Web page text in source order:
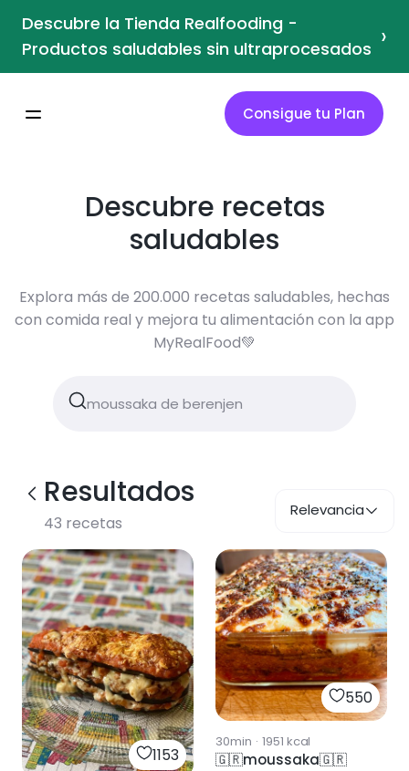
Descubre la Tienda Realfooding -
Productos saludables sin ultraprocesados ›
Consigue tu Plan
Descubre recetas
saludables
Explora más de 200.000 recetas saludables, hechas
con comida real y mejora tu alimentación con la app
MyRealFood💚
Resultados
43 recetas
Relevancia
1153
550
30min · 1951 kcal
🇬🇷moussaka🇬🇷